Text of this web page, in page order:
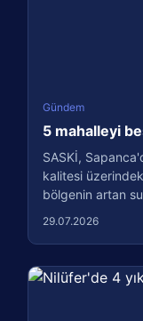
Gündem
5 mahalleyi
SASKİ,
kalitesi
bölgenin artan
29.07.2026